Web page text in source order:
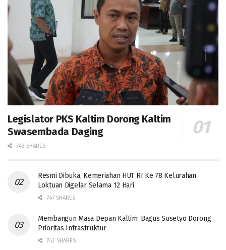
Legislator PKS Kaltim Dorong Kaltim
Swasembada Daging
743 SHARES
Resmi Dibuka, Kemeriahan HUT RI Ke 78 Kelurahan
Loktuan Digelar Selama 12 Hari
747 SHARES
Membangun Masa Depan Kaltim: Bagus Susetyo Dorong
Prioritas Infrastruktur
742 SHARES